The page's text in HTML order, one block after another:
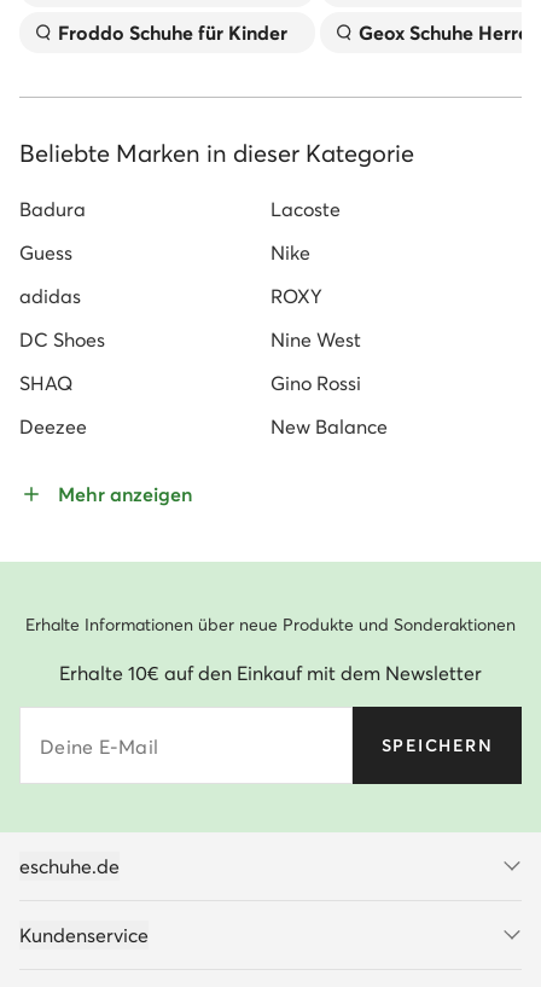
Froddo Schuhe für Kinder
Geox Schuhe Herren
Beliebte Marken in dieser Kategorie
Badura
Lacoste
Guess
Nike
adidas
ROXY
DC Shoes
Nine West
SHAQ
Gino Rossi
Deezee
New Balance
Mehr anzeigen
Erhalte Informationen über neue Produkte und Sonderaktionen
Erhalte 10€ auf den Einkauf mit dem Newsletter
Deine E-Mail SPEICHERN
eschuhe.de
Kundenservice